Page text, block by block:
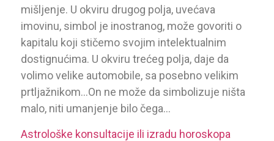
mišljenje. U okviru drugog polja, uvećava
imovinu, simbol je inostranog, može govoriti o
kapitalu koji stičemo svojim intelektualnim
dostignućima. U okviru trećeg polja, daje da
volimo velike automobile, sa posebno velikim
prtljažnikom…On ne može da simbolizuje ništa
malo, niti umanjenje bilo čega…
Astrološke konsultacije ili izradu horoskopa